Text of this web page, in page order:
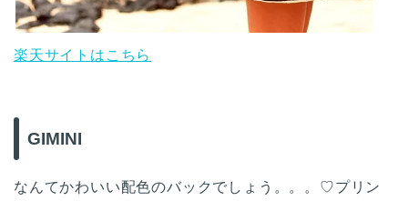
楽天サイトはこちら
GIMINI
なんてかわいい配色のバックでしょう。。。♡プリン